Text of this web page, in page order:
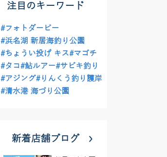
注目のキーワード
#フォトダービー
#浜名湖 新居海釣り公園
#ちょうい投げ キス#マゴチ
#タコ#鮎ルアー#サビキ釣り
#アジング#りんくう釣り護岸
#清水港 海づり公園
新着店舗ブログ